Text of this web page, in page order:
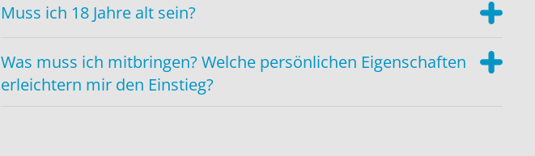
Muss ich 18 Jahre alt sein?
Was muss ich mitbringen? Welche persönlichen Eigenschaften
erleichtern mir den Einstieg?